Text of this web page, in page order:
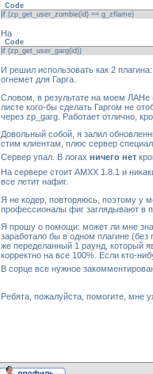
Code
if (zp_get_user_zombie(id) == g_zflame)
На
Code
if (zp_get_user_garg(id))
И решил использовать как 2
огнемет для Гарга.
Словом, в результате на моем
листе кого-бы сделать Гаргом не
через zp_garg. Работает отлично,
Довольный собой, я залил
стим клиентам, плюс сервер
Сервер упал. В логах ничего нет
На сервере стоит АМХХ 1.8.1 и
все летит нафиг.
Я не кодер, повторяюсь, поэтому у
профессионалы фиг заглядывают в
Я прошу о помощи: может ли мне
заработало бы в одном плагине
же переделанный 1 раунд, который
корректно на все 100%. Если кто-
В сорце все нужное
Ребята, пожалуйста, помогите, мне